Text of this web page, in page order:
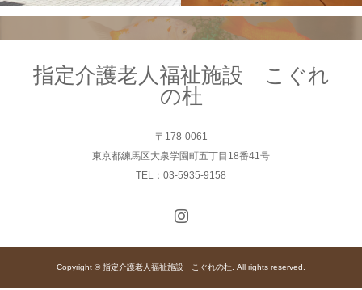
指定介護老人福祉施設 こぐれ
の杜
〒178-0061
東京都練馬区大泉学園町五丁目18番41号
TEL：03-5935-9158
Copyright © 指定介護老人福祉施設 こぐれの杜. All rights reserved.